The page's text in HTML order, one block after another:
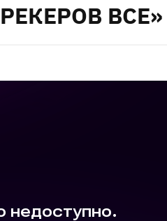
ВСЕ»